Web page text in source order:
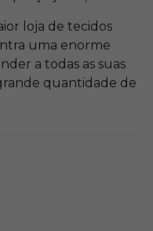
loja de tecidos
uma enorme
a todas as suas
quantidade de